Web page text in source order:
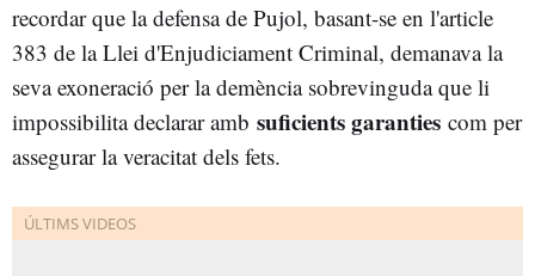
recordar que la defensa de Pujol, basant-se en l'article
383 de la Llei d'Enjudiciament Criminal, demanava la
seva exoneració per la demència sobrevinguda que li
impossibilita declarar amb suficients garanties com per
assegurar la veracitat dels fets.